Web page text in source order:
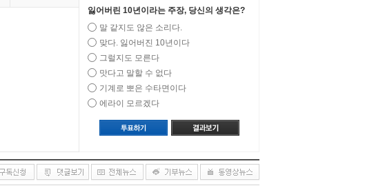
잃어버린 10년이라는 주장, 당신의 생각은?
말 같지도 않은 소리다.
맞다. 잃어버진 10년이다
그럴지도 모른다
맛다고 말할 수 없다
기계로 뽀은 수타면이다
에라이 모르겠다